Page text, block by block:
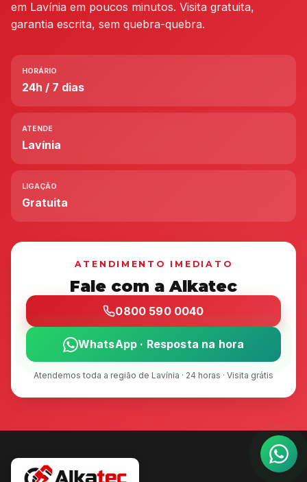
em Lavínia em poucos minutos. Visita gratuita,
garantia escrita, sem quebra-quebra.
HORÁRIO
24h / 7 dias
ATENDE
Lavínia
LIGAÇÃO
Gratuita
ATENDIMENTO IMEDIATO
Fale com a Alkatec
0800 590 0040
WhatsApp · Resposta na hora
Atendemos toda a região de Lavínia · 24 horas · Visita grátis